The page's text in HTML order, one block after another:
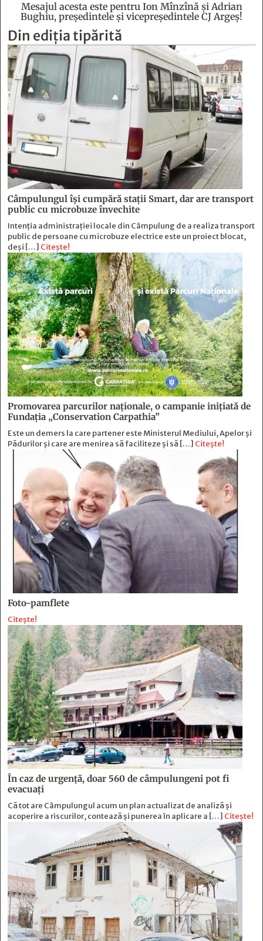
Mesajul acesta este pentru Ion Mînzînă şi Adrian
Bughiu, preşedintele şi vicepreşedintele CJ Argeş!
Din ediția tipărită
Câmpulungul îşi cumpără staţii Smart, dar are transport
public cu microbuze învechite
Intenția administrației locale din Câmpulung de a realiza transport
public de persoane cu microbuze electrice este un proiect blocat,
deși […] Citește!
Promovarea parcurilor naționale, o campanie inițiată de
Fundația „Conservation Carpathia”
Este un demers la care partener este Ministerul Mediului, Apelor și
Pădurilor și care are menirea să faciliteze și să […] Citește!
Foto-pamflete
Citește!
În caz de urgență, doar 560 de câmpulungeni pot fi
evacuați
Că tot are Câmpulungul acum un plan actualizat de analiză și
acoperire a riscurilor, contează și punerea în aplicare a […] Citește!